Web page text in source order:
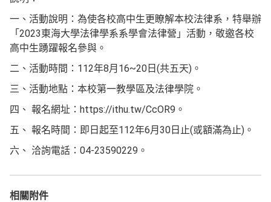
一、活動說明：為使各校高中生更瞭解本校法律系，特舉辦
「2023東海大學法律學系系學會法律營」活動，敬邀各校
高中生踴躍報名參與。
二、活動時間：112年8月16~20日(共五天)。
三、活動地點：本校第一教學區及法律學院。
四、 報名網址：https://ithu.tw/CcOR9。
五、 報名時間：即日起至112年6月30日止(或額滿為止)。
六、 洽詢電話：04-23590229。
相關附件